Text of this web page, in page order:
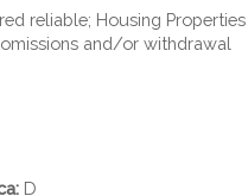
reliable; Housing Properties
and/or withdrawal
D